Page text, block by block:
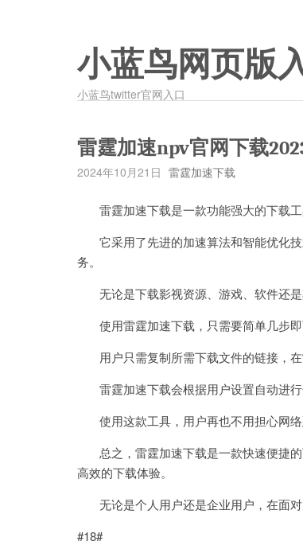
小蓝鸟网页版
小蓝鸟twitter官网入口
雷霆加速npv官网下载
2024年10月21日 雷霆加速下载
雷霆加速下载是一款功能强大的下载工
它采用了先进的加速算法和智能优化技
务。
无论是下载影视资源、游戏、软件还是
使用雷霆加速下载，只需要简单几步即
用户只需复制所需下载文件的链接，在
雷霆加速下载会根据用户设置自动进行
使用这款工具，用户再也不用担心网络
总之，雷霆加速下载是一款快速便捷的
高效的下载体验。
无论是个人用户还是企业用户，在面对
#18#